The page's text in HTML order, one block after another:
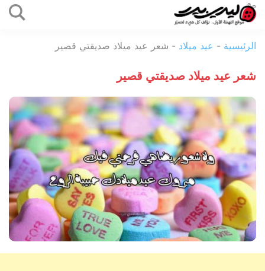
المحتوى
بيرد
الرئيسية - عيد ميلاد - شعر عيد ميلاد صديقتي قصير
شعر عيد ميلاد صديقتي قصير